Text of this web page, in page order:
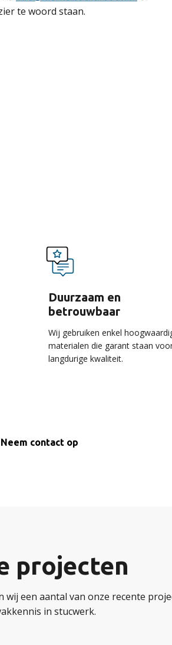
te woord staan.
Duurzaam en
betrouwbaar
Wij gebruiken enkel
materialen die garant staan
langdurige kwaliteit.
Neem contact op
projecten
een aantal van onze recente
in stucwerk.